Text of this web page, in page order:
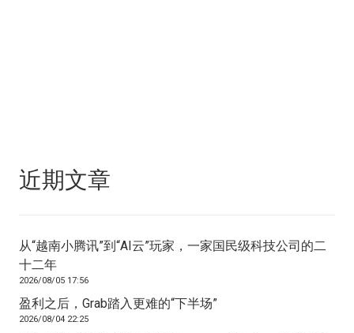
近期文章
从“越南小腾讯”到“AI云”玩家，一家国民级科技公司的二
十二年
2026/08/05 17:56
盈利之后，Grab踏入更难的“下半场”
2026/08/04 22:25